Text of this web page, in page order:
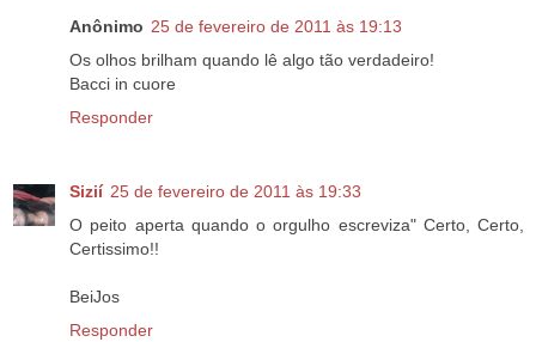
Anônimo 25 de fevereiro de 2011 às 19:13
Os olhos brilham quando lê algo tão verdadeiro!
Bacci in cuore
Responder
Sizií 25 de fevereiro de 2011 às 19:33
O peito aperta quando o orgulho escreviza" Certo, Certo,
Certissimo!!
BeiJos
Responder